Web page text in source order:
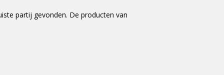
partij gevonden. De producten van